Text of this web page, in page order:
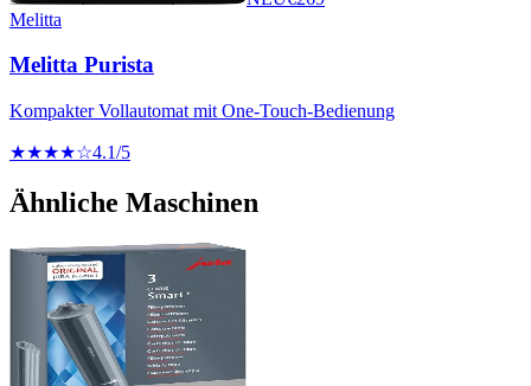
Melitta
Melitta Purista
Kompakter Vollautomat mit One-Touch-Bedienung
★★★★☆4.1/5
Ähnliche Maschinen